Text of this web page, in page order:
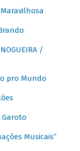
Maravilhosa
/
pro Mundo
Musicais”